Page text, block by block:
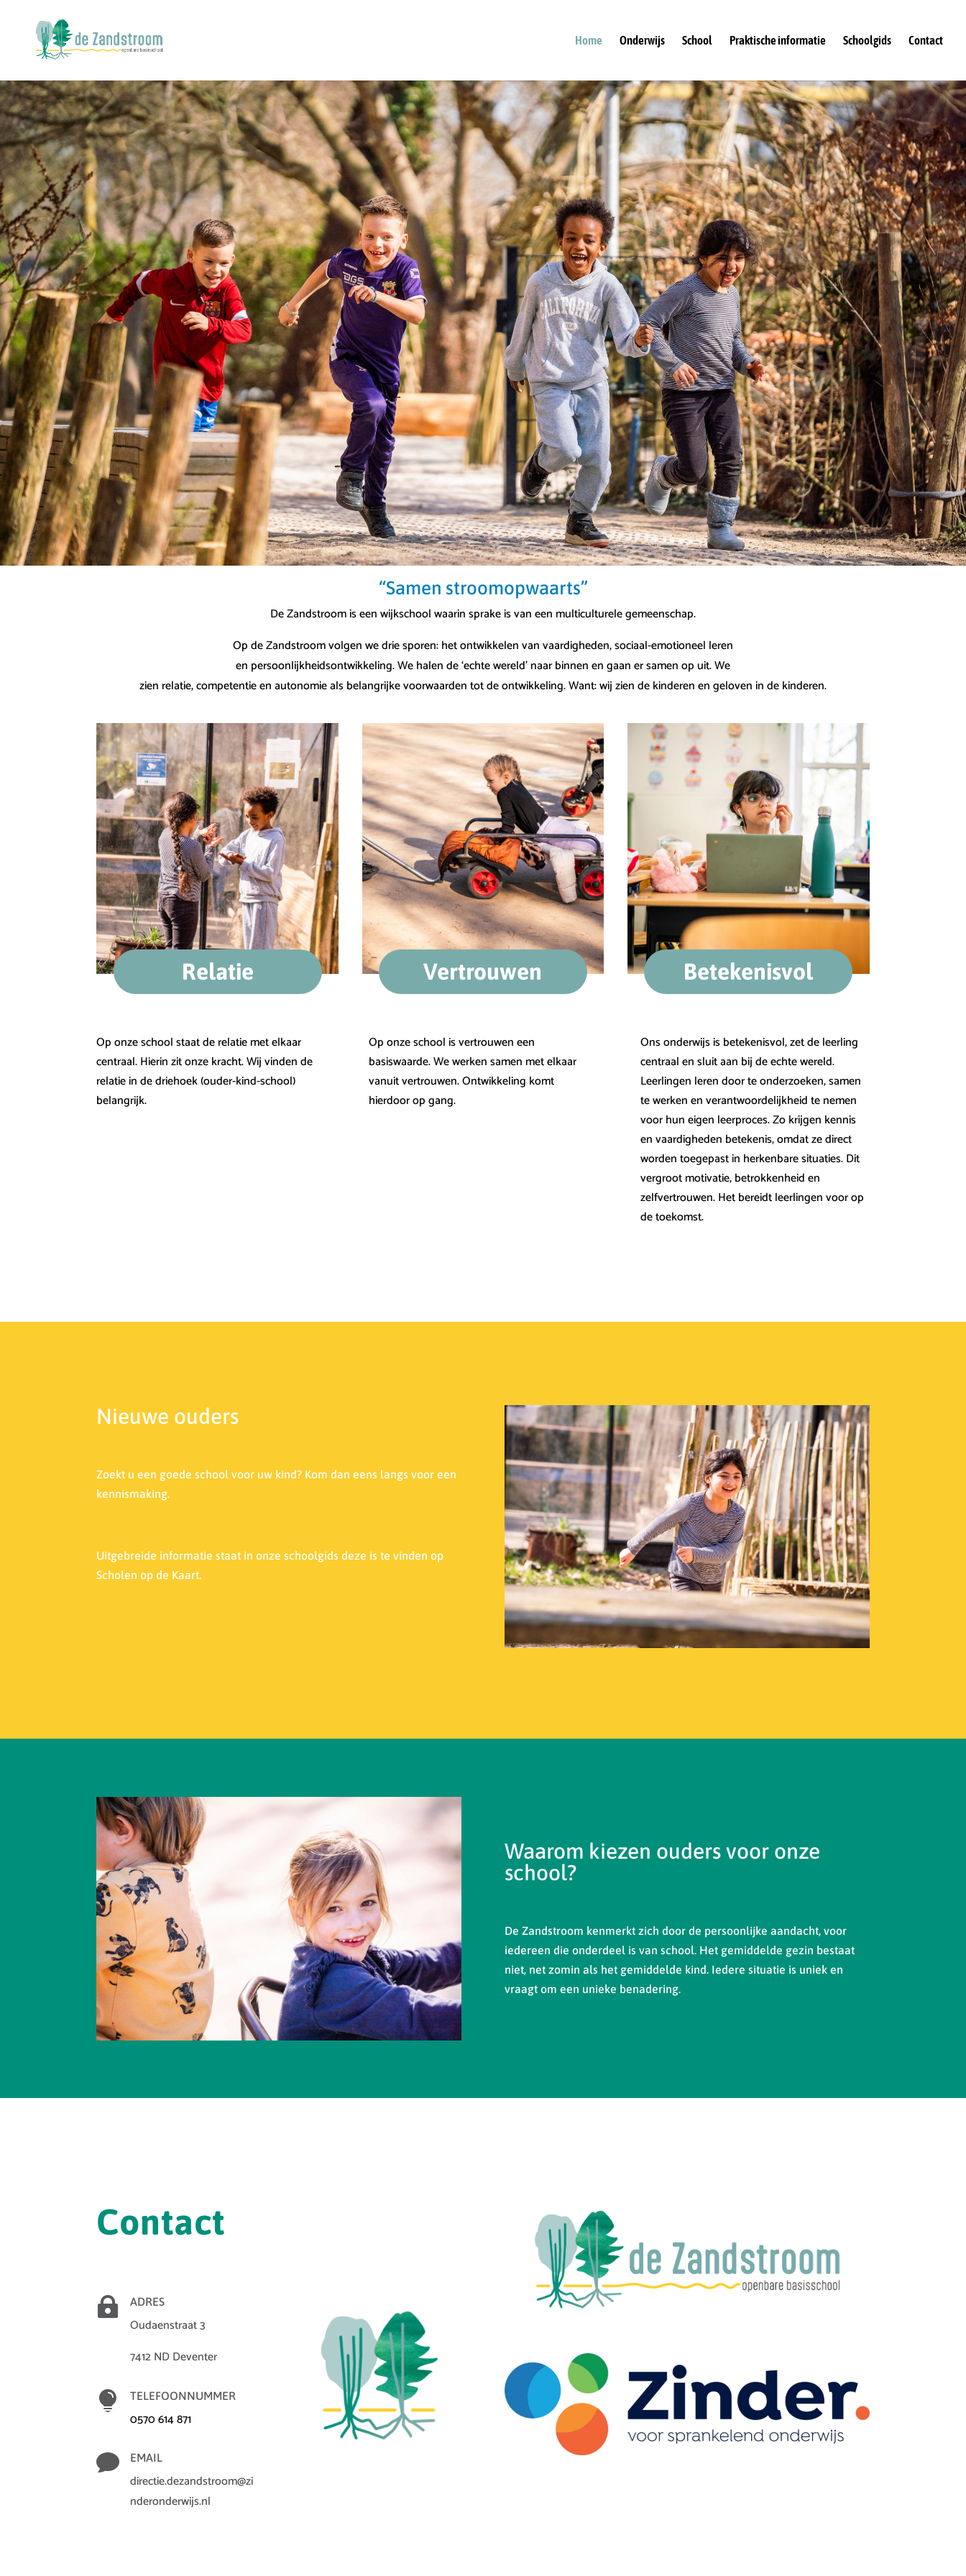
Home Onderwijs School Praktische informatie Schoolgids Contact
“Samen stroomopwaarts”
De Zandstroom is een wijkschool waarin sprake is van een multiculturele gemeenschap.
Op de Zandstroom volgen we drie sporen: het ontwikkelen van vaardigheden, sociaal-emotioneel leren
en persoonlijkheidsontwikkeling. We halen de ‘echte wereld’ naar binnen en gaan er samen op uit. We
zien relatie, competentie en autonomie als belangrijke voorwaarden tot de ontwikkeling. Want: wij zien de kinderen en geloven in de kinderen.
Relatie Vertrouwen Betekenisvol
Op onze school staat de relatie met elkaar
centraal. Hierin zit onze kracht. Wij vinden de
relatie in de driehoek (ouder-kind-school)
belangrijk.
Op onze school is vertrouwen een
basiswaarde. We werken samen met elkaar
vanuit vertrouwen. Ontwikkeling komt
hierdoor op gang.
Ons onderwijs is betekenisvol, zet de leerling
centraal en sluit aan bij de echte wereld.
Leerlingen leren door te onderzoeken, samen
te werken en verantwoordelijkheid te nemen
voor hun eigen leerproces. Zo krijgen kennis
en vaardigheden betekenis, omdat ze direct
worden toegepast in herkenbare situaties. Dit
vergroot motivatie, betrokkenheid en
zelfvertrouwen. Het bereidt leerlingen voor op
de toekomst.
Nieuwe ouders
Zoekt u een goede school voor uw kind? Kom dan eens langs voor een
kennismaking.
Uitgebreide informatie staat in onze schoolgids deze is te vinden op
Scholen op de Kaart.
Waarom kiezen ouders voor onze
school?
De Zandstroom kenmerkt zich door de persoonlijke aandacht, voor
iedereen die onderdeel is van school. Het gemiddelde gezin bestaat
niet, net zomin als het gemiddelde kind. Iedere situatie is uniek en
vraagt om een unieke benadering.
Contact
 ADRES
Oudaenstraat 3
7412 ND Deventer
 TELEFOONNUMMER
0570 614 871
 EMAIL
directie.dezandstroom@zi
nderonderwijs.nl